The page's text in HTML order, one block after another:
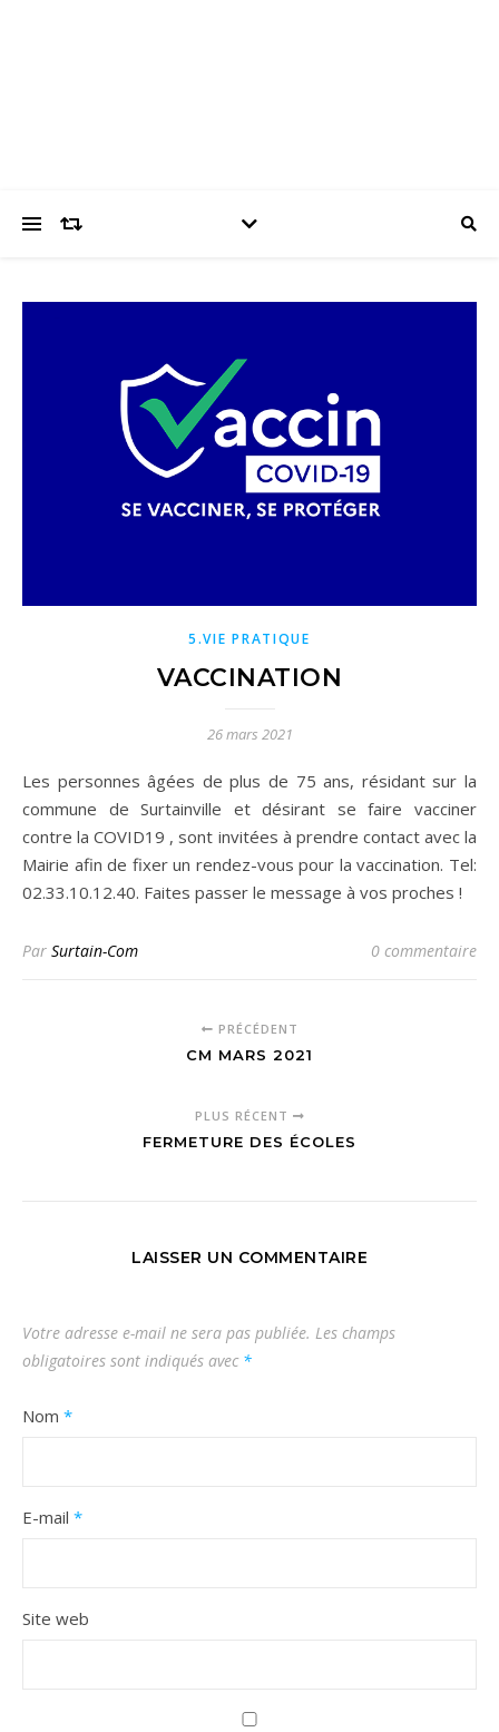
5.VIE PRATIQUE
VACCINATION
26 mars 2021
Les personnes âgées de plus de 75 ans, résidant sur la
commune de Surtainville et désirant se faire vacciner
contre la COVID19 , sont invitées à prendre contact avec la
Mairie afin de fixer un rendez-vous pour la vaccination. Tel:
02.33.10.12.40. Faites passer le message à vos proches !
Par Surtain-Com 0 commentaire
PRÉCÉDENT
CM MARS 2021
PLUS RÉCENT
FERMETURE DES ÉCOLES
LAISSER UN COMMENTAIRE
Votre adresse e-mail ne sera pas publiée. Les champs
obligatoires sont indiqués avec *
Nom *
E-mail *
Site web